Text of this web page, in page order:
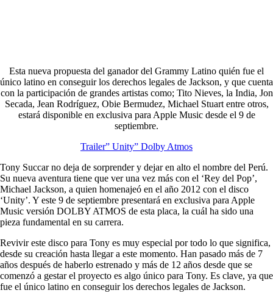
Esta nueva propuesta del ganador del Grammy Latino quién fue el
único latino en conseguir los derechos legales de Jackson, y que cuenta
con la participación de grandes artistas como; Tito Nieves, la India, Jon
Secada, Jean Rodríguez, Obie Bermudez, Michael Stuart entre otros,
estará disponible en exclusiva para Apple Music desde el 9 de
septiembre.
Trailer” Unity” Dolby Atmos
Tony Succar no deja de sorprender y dejar en alto el nombre del Perú.
Su nueva aventura tiene que ver una vez más con el ‘Rey del Pop’,
Michael Jackson, a quien homenajeó en el año 2012 con el disco
‘Unity’. Y este 9 de septiembre presentará en exclusiva para Apple
Music versión DOLBY ATMOS de esta placa, la cuál ha sido una
pieza fundamental en su carrera.
Revivir este disco para Tony es muy especial por todo lo que significa,
desde su creación hasta llegar a este momento. Han pasado más de 7
años después de haberlo estrenado y más de 12 años desde que se
comenzó a gestar el proyecto es algo único para Tony. Es clave, ya que
fue el único latino en conseguir los derechos legales de Jackson.